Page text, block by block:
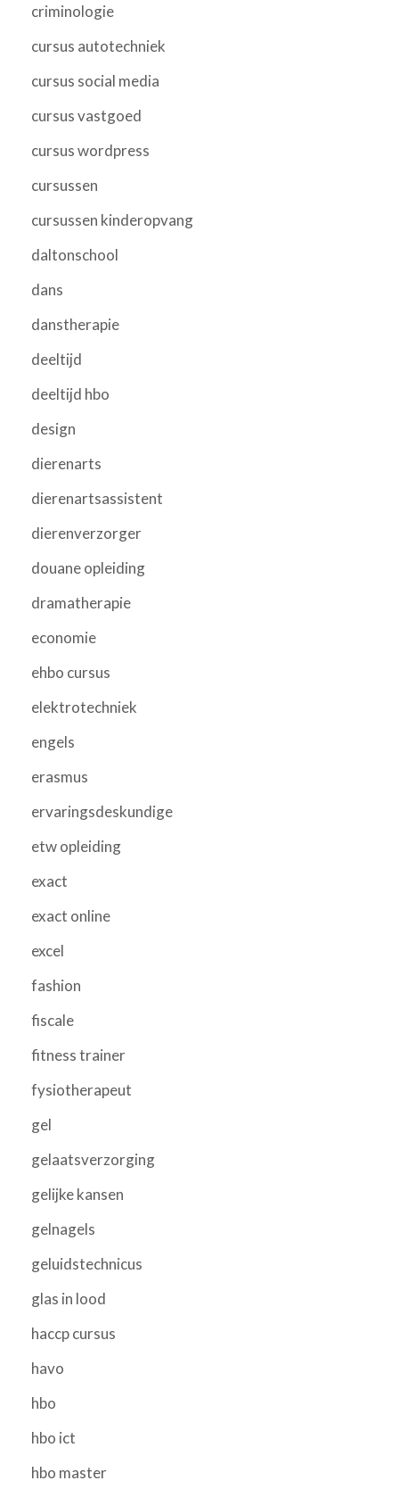
criminologie
cursus autotechniek
cursus social media
cursus vastgoed
cursus wordpress
cursussen
cursussen kinderopvang
daltonschool
dans
danstherapie
deeltijd
deeltijd hbo
design
dierenarts
dierenartsassistent
dierenverzorger
douane opleiding
dramatherapie
economie
ehbo cursus
elektrotechniek
engels
erasmus
ervaringsdeskundige
etw opleiding
exact
exact online
excel
fashion
fiscale
fitness trainer
fysiotherapeut
gel
gelaatsverzorging
gelijke kansen
gelnagels
geluidstechnicus
glas in lood
haccp cursus
havo
hbo
hbo ict
hbo master